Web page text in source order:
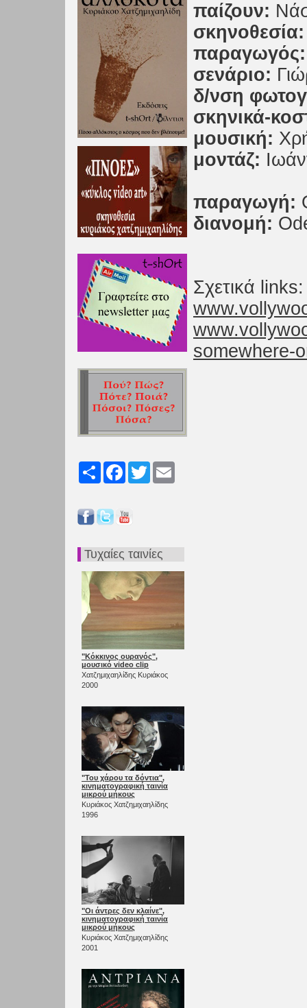
Share FacebookTwitter
Τυχαίες ταινίες
"Κόκκινος ουρανός",
μουσικό video clip
Χατζημιχαηλίδης Κυριάκος
2000
"Του χάρου τα δόντια",
κινηματογραφική ταινία
μικρού μήκους
Κυριάκος Χατζημιχαηλίδης
1996
"Οι άντρες δεν κλαίνε",
κινηματογραφική ταινία
μικρού μήκους
Κυριάκος Χατζημιχαηλίδης
2001
παίζουν:
σκηνοθεσία:
παραγωγός:
σενάριο:
δ/νση
σκηνικά-
μουσική:
μοντάζ:
παραγωγή:
διανομή:
Σχετικά links:
somewhere-